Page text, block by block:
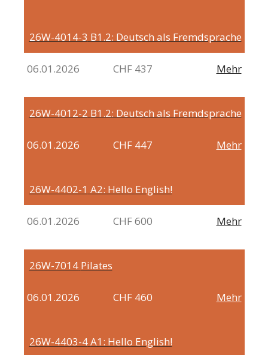
26W-4014-3 B1.2: Deutsch als Fremdsprache
06.01.2026 CHF 437 Mehr
26W-4012-2 B1.2: Deutsch als Fremdsprache
06.01.2026 CHF 447 Mehr
26W-4402-1 A2: Hello English!
06.01.2026 CHF 600 Mehr
26W-7014 Pilates
06.01.2026 CHF 460 Mehr
26W-4403-4A1: Hello English!